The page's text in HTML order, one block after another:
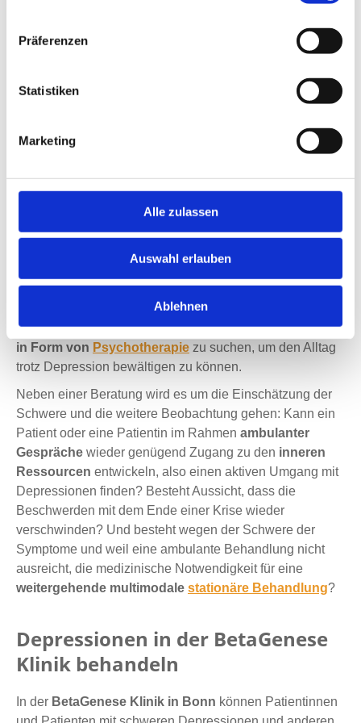
Präferenzen
Statistiken
Marketing
Alle zulassen
Auswahl erlauben
Ablehnen
ist Teil Ihrer Routine, welche Sie fest planen.
ins Bett, bleiben Sie nicht zu lange liegen oder legen
Schlafhygiene
Energietanken verbunden wird, sollten Sie dort auch
nicht stundenlang lesen oder Medien konsumieren.
Psychische Erkrankungen als
Folge einer Krise
Mediziner:innen gehen davon aus, dass Erkrankungen
COVID-19-Pandemie zugenommen haben. Sie sind die
Reaktion des Körpers auf eine erhöhte psychische
Belastung. Es ist richtig und wichtig, sich bei BedarfHilfe
in Form von Psychotherapie zu suchen, um den Alltag
trotz Depression bewältigen zu können.
Neben einer Beratung wird es um die Einschätzung der
Schwere und die weitere Beobachtung gehen: Kann ein
Patient oder eine Patientin im Rahmen ambulanter
Gespräche wieder genügend Zugang zu den inneren
Ressourcen entwickeln, also einen aktiven Umgang mit
Depressionen finden? Besteht Aussicht, dass die
Beschwerden mit dem Ende einer Krise wieder
verschwinden? Und besteht wegen der Schwere der
Symptome und weil eine ambulante Behandlung nicht
ausreicht, die medizinische Notwendigkeit für eine
weitergehende multimodale stationäre Behandlung?
Depressionen in der BetaGenese
Klinik behandeln
In der BetaGenese Klinik in Bonn können Patientinnen